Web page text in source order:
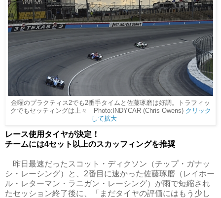
金曜のプラクティス2でも2番手タイムと佐藤琢磨は好調。トラフィッ
クでもセッティングは上々 Photo:INDYCAR (Chris Owens) クリック
して拡大
レース使用タイヤが決定！
チームには4セット以上のスカッフィングを推奨
昨日最速だったスコット・ディクソン（チップ・ガナッ
シ・レーシング）と、2番目に速かった佐藤琢磨（レイホー
ル・レターマン・ラニガン・レーシング）が雨で短縮され
たセッション終了後に、「まだタイヤの評価にはもう少し